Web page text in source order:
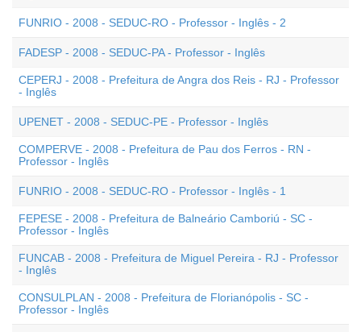
FUNRIO - 2008 - SEDUC-RO - Professor - Inglês - 2
FADESP - 2008 - SEDUC-PA - Professor - Inglês
CEPERJ - 2008 - Prefeitura de Angra dos Reis - RJ - Professor
- Inglês
UPENET - 2008 - SEDUC-PE - Professor - Inglês
COMPERVE - 2008 - Prefeitura de Pau dos Ferros - RN -
Professor - Inglês
FUNRIO - 2008 - SEDUC-RO - Professor - Inglês - 1
FEPESE - 2008 - Prefeitura de Balneário Camboriú - SC -
Professor - Inglês
FUNCAB - 2008 - Prefeitura de Miguel Pereira - RJ - Professor
- Inglês
CONSULPLAN - 2008 - Prefeitura de Florianópolis - SC -
Professor - Inglês